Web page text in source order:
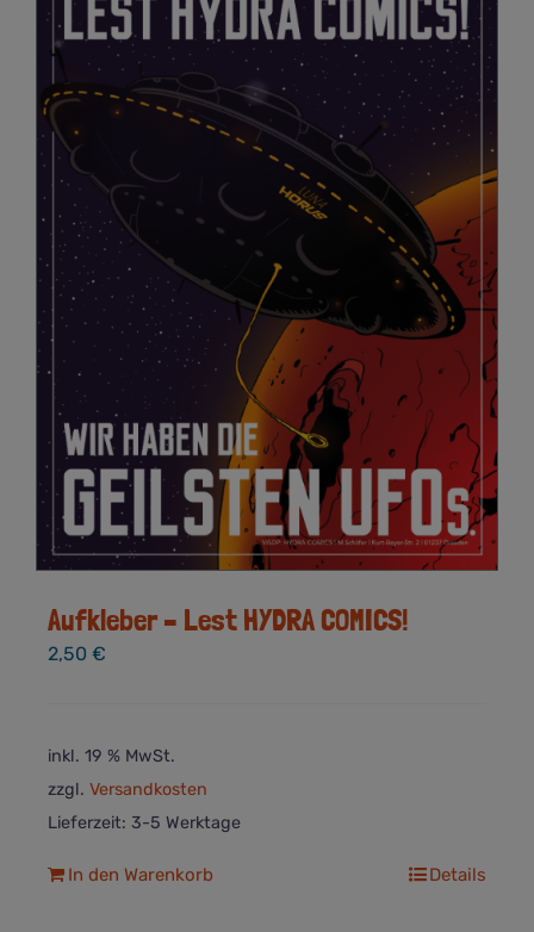
Aufkleber – Lest HYDRA COMICS!
2,50 €
inkl. 19 % MwSt.
zzgl. Versandkosten
Lieferzeit: 3-5 Werktage
In den Warenkorb Details